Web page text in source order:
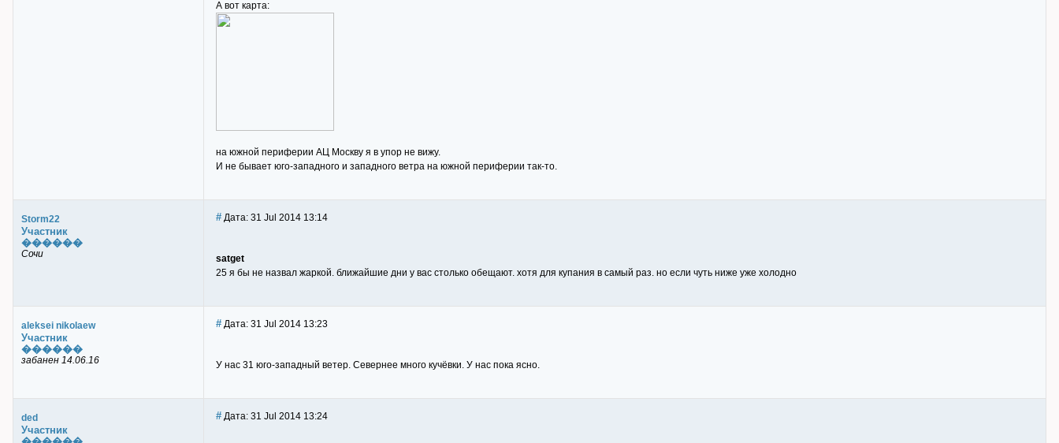
А вот карта:
на южной периферии АЦ Москву я в упор не вижу.
И не бывает юго-западного и западного ветра на южной периферии так-то.
Storm22
Участник
������
Сочи
# Дата: 31 Jul 2014 13:14
satget
25 я бы не назвал жаркой. ближайшие дни у вас столько обещают. хотя для купания в самый раз. но если чуть ниже уже холодно
aleksei nikolaew
Участник
������
забанен 14.06.16
# Дата: 31 Jul 2014 13:23
У нас 31 юго-западный ветер. Севернее много кучёвки. У нас пока ясно.
ded
Участник
# Дата: 31 Jul 2014 13:24